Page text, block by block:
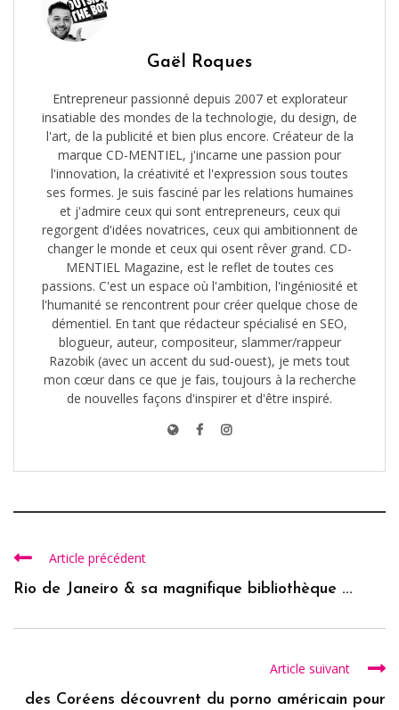
Gaël Roques
Entrepreneur passionné depuis 2007 et explorateur
insatiable des mondes de la technologie, du design, de
l'art, de la publicité et bien plus encore. Créateur de la
marque CD-MENTIEL, j'incarne une passion pour
l'innovation, la créativité et l'expression sous toutes
ses formes. Je suis fasciné par les relations humaines
et j'admire ceux qui sont entrepreneurs, ceux qui
regorgent d'idées novatrices, ceux qui ambitionnent de
changer le monde et ceux qui osent rêver grand. CD-
MENTIEL Magazine, est le reflet de toutes ces
passions. C'est un espace où l'ambition, l'ingéniosité et
l'humanité se rencontrent pour créer quelque chose de
démentiel. En tant que rédacteur spécialisé en SEO,
blogueur, auteur, compositeur, slammer/rappeur
Razobik (avec un accent du sud-ouest), je mets tout
mon cœur dans ce que je fais, toujours à la recherche
de nouvelles façons d'inspirer et d'être inspiré.
Article précédent
Rio de Janeiro & sa magnifique bibliothèque ...
Article suivant
des Coréens découvrent du porno américain pour